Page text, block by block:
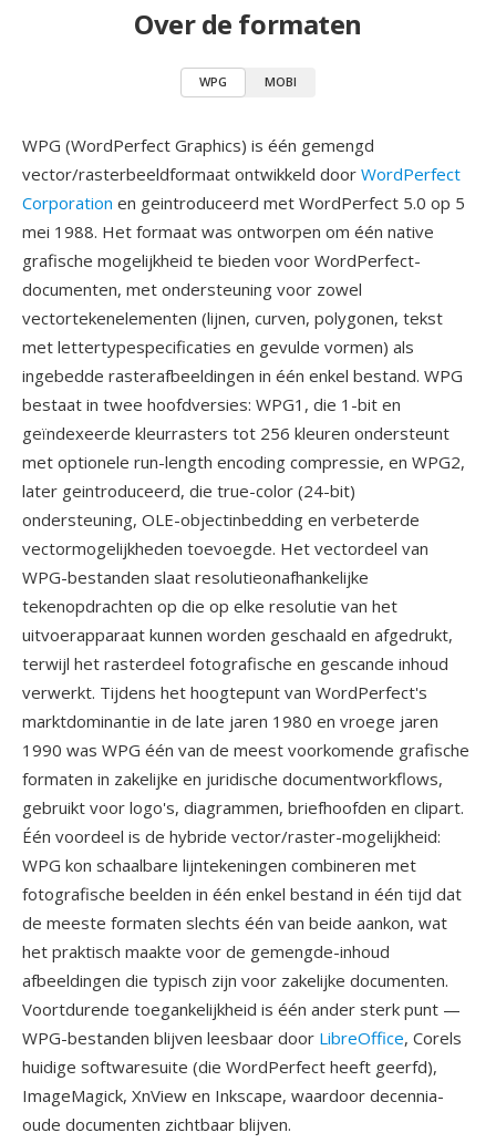
Over de formaten
WPG MOBI
WPG (WordPerfect Graphics) is één gemengd
vector/rasterbeeldformaat ontwikkeld door WordPerfect
Corporation en geintroduceerd met WordPerfect 5.0 op 5
mei 1988. Het formaat was ontworpen om één native
grafische mogelijkheid te bieden voor WordPerfect-
documenten, met ondersteuning voor zowel
vectortekenelementen (lijnen, curven, polygonen, tekst
met lettertypespecificaties en gevulde vormen) als
ingebedde rasterafbeeldingen in één enkel bestand. WPG
bestaat in twee hoofdversies: WPG1, die 1-bit en
geïndexeerde kleurrasters tot 256 kleuren ondersteunt
met optionele run-length encoding compressie, en WPG2,
later geintroduceerd, die true-color (24-bit)
ondersteuning, OLE-objectinbedding en verbeterde
vectormogelijkheden toevoegde. Het vectordeel van
WPG-bestanden slaat resolutieonafhankelijke
tekenopdrachten op die op elke resolutie van het
uitvoerapparaat kunnen worden geschaald en afgedrukt,
terwijl het rasterdeel fotografische en gescande inhoud
verwerkt. Tijdens het hoogtepunt van WordPerfect's
marktdominantie in de late jaren 1980 en vroege jaren
1990 was WPG één van de meest voorkomende grafische
formaten in zakelijke en juridische documentworkflows,
gebruikt voor logo's, diagrammen, briefhoofden en clipart.
Één voordeel is de hybride vector/raster-mogelijkheid:
WPG kon schaalbare lijntekeningen combineren met
fotografische beelden in één enkel bestand in één tijd dat
de meeste formaten slechts één van beide aankon, wat
het praktisch maakte voor de gemengde-inhoud
afbeeldingen die typisch zijn voor zakelijke documenten.
Voortdurende toegankelijkheid is één ander sterk punt —
WPG-bestanden blijven leesbaar door LibreOffice, Corels
huidige softwaresuite (die WordPerfect heeft geerfd),
ImageMagick, XnView en Inkscape, waardoor decennia-
oude documenten zichtbaar blijven.